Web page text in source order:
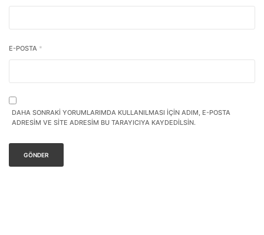
E-POSTA *
DAHA SONRAKI YORUMLARIMDA KULLANILMASI IÇIN ADIM, E-POSTA
ADRESIM VE SITE ADRESIM BU TARAYICIYA KAYDEDILSIN.